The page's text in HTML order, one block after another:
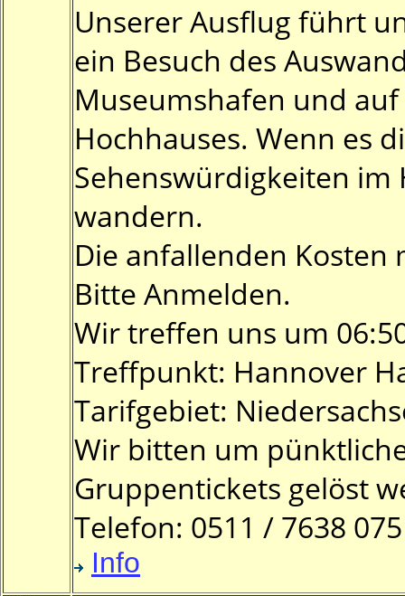
Unserer Ausflug führt
ein Besuch des
Museumshafen und
Hochhauses. Wenn es
Sehenswürdigkeiten
wandern.
Die anfallenden Kosten
Bitte Anmelden.
Wir treffen uns um
Treffpunkt: Hannover
Tarifgebiet:
Wir bitten um
Gruppentickets gelöst
Telefon: 0511 / 7638
Info